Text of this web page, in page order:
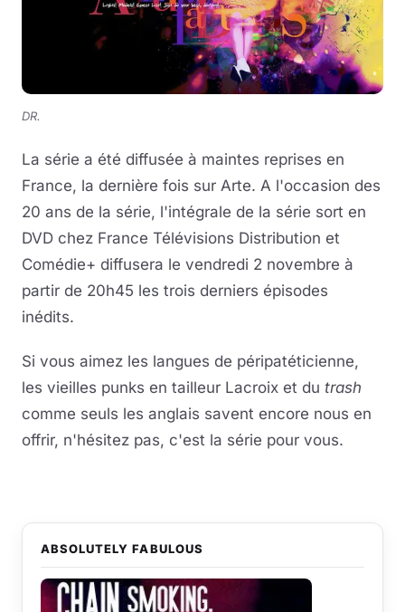
DR.
La série a été diffusée à maintes reprises en
France, la dernière fois sur Arte. A l'occasion des
20 ans de la série, l'intégrale de la série sort en
DVD chez France Télévisions Distribution et
Comédie+ diffusera le vendredi 2 novembre à
partir de 20h45 les trois derniers épisodes
inédits.
Si vous aimez les langues de péripatéticienne,
les vieilles punks en tailleur Lacroix et du trash
comme seuls les anglais savent encore nous en
offrir, n'hésitez pas, c'est la série pour vous.
ABSOLUTELY FABULOUS